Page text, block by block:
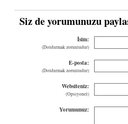
Siz de yorumunuzu
İsim:
(Doldurmak zorunludur)
E-posta:
(Doldurmak zorunludur)
Websiteniz:
(Opsiyonel)
Yorumunuz: